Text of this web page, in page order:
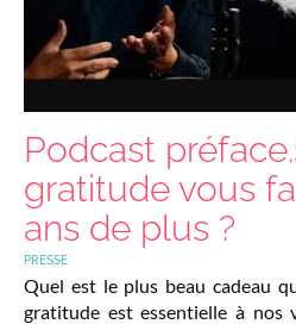
Podcast
gratitude vous
ans de plus ?
PRESSE
Quel est le plus beau cadeau
gratitude est essentielle à nos